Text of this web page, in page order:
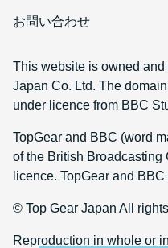
お問い合わせ
This website is owned
Japan Co. Ltd. The
under licence from BBC
TopGear and BBC (word
of the British Broadcasting
licence. TopGear and
© Top Gear Japan All
Reproduction in whole or